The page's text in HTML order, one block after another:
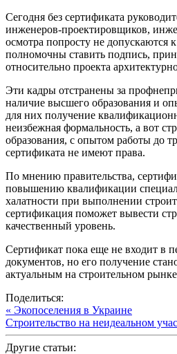
Сегодня без сертификата
инженеров-проектировщиков,
осмотра попросту не допускаются
полномочны ставить подпись,
относительно проекта
Эти кадры отстранены за
наличие высшего образования и
для них получение
неизбежная формальность, а вот
образования, с опытом работы до
сертификата не имеют права.
По мнению правительства,
повышению квалификации
халатности при выполнении
сертификация поможет вывести
качественный уровень.
Сертификат пока еще не входит в
документов, но его получение
актуальным на строительном
Поделиться:
« Экопоселения в Украине
Строительство на неидеальном
Другие статьи: